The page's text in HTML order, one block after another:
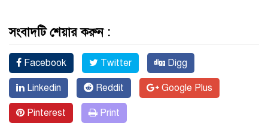
সংবাদটি শেয়ার করুন :
Facebook Twitter Digg
Linkedin Reddit Google Plus
Pinterest Print